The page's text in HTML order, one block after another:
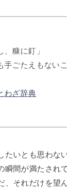
、糠に釘」
手ごたえもない
わざ辞典
たいとも思わな
瞬間が満たされ
、それだけを望